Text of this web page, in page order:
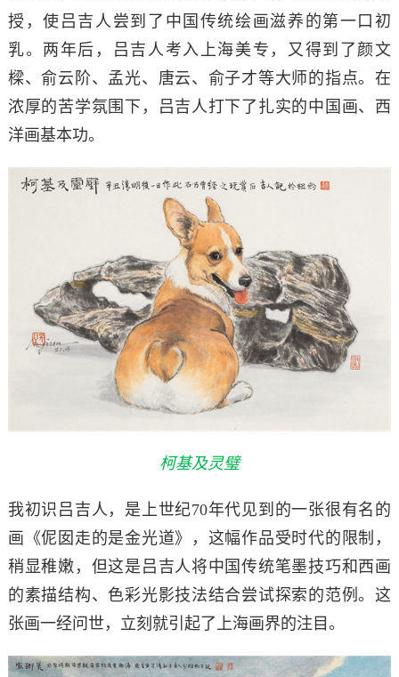
授，使吕吉人尝到了中国传统绘画滋养的第一口初
乳。两年后，吕吉人考入上海美专，又得到了颜文
樑、俞云阶、孟光、唐云、俞子才等大师的指点。在
浓厚的苦学氛围下，吕吉人打下了扎实的中国画、西
洋画基本功。
柯基及灵璧
我初识吕吉人，是上世纪70年代见到的一张很有名的
画《伲囡走的是金光道》，这幅作品受时代的限制，
稍显稚嫩，但这是吕吉人将中国传统笔墨技巧和西画
的素描结构、色彩光影技法结合尝试探索的范例。这
张画一经问世，立刻就引起了上海画界的注目。